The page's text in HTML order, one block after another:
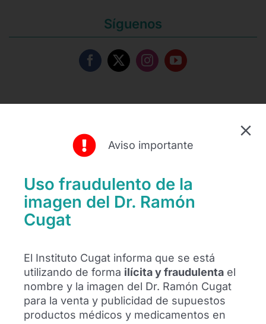
Síguenos
Kostiantyn Vivcharenko se somete a una
artroscopia de rodilla en Barcelona
Kostiantyn Vivcharenko se somete a una
Aviso importante
Uso fraudulento de la
imagen del Dr. Ramón
Cugat
El Instituto Cugat informa que se está
utilizando de forma ilícita y fraudulenta el
nombre y la imagen del Dr. Ramón Cugat
para la venta y publicidad de supuestos
productos médicos y medicamentos en